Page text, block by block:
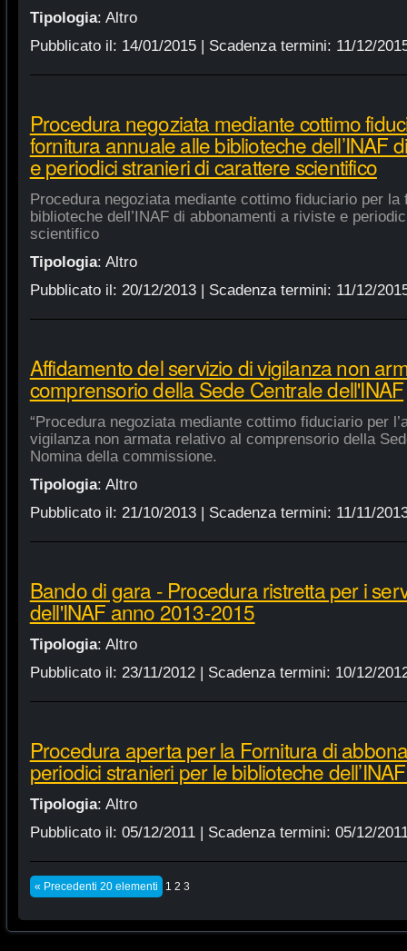
Tipologia: Altro
Pubblicato il: 14/01/2015| Scadenza termini: 11/12/
Procedura negoziata mediante cottimo
fornitura annuale alle biblioteche dell’INAF
e periodici stranieri di carattere scientifico
Procedura negoziata mediante cottimo fiduciario per la
biblioteche dell’INAF di abbonamenti a riviste e
scientifico
Tipologia: Altro
Pubblicato il: 20/12/2013| Scadenza termini: 11/12/
Affidamento del servizio di vigilanza non
comprensorio della Sede Centrale dell'INAF
“Procedura negoziata mediante cottimo fiduciario per
vigilanza non armata relativo al comprensorio della
Nomina della commissione.
Tipologia: Altro
Pubblicato il: 21/10/2013| Scadenza termini: 11/11/
Bando di gara - Procedura ristretta per i
dell'INAF anno 2013-2015
Tipologia: Altro
Pubblicato il: 23/11/2012| Scadenza termini: 10/12/
Procedura aperta per la Fornitura di
periodici stranieri per le biblioteche
Tipologia: Altro
Pubblicato il: 05/12/2011| Scadenza termini: 05/12/
« Precedenti 20 elementi 1 2 3